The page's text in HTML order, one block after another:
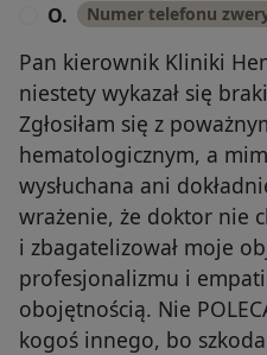
O. Numer telefonu
Pan kierownik Kliniki
niestety wykazał się
Zgłosiłam się z
hematologicznym, a
wysłuchana ani
wrażenie, że doktor nie
i zbagatelizował moje
profesjonalizmu i
obojętnością. Nie
kogoś innego, bo